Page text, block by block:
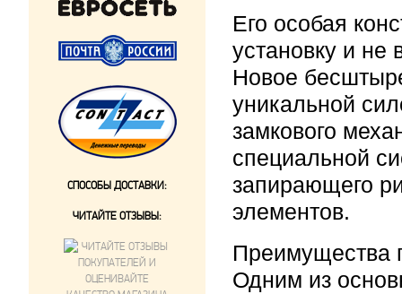
Его особая
установку и не
Новое
уникальной
замкового
специальной
запирающего
элементов.
Преимущества
Одним из
СПОСОБЫ ДОСТАВКИ:
ЧИТАЙТЕ ОТЗЫВЫ: